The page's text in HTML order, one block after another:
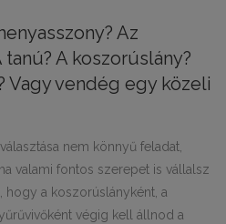
Az
tanú? A koszorúslány?
Vagy vendég egy közeli
nem könnyű feladat,
valami fontos szerepet is vállalsz
hogy a koszorúslányként, a
végig kell állnod a